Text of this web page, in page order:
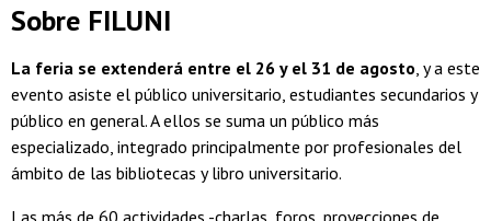
Sobre FILUNI
La feria se extenderá entre el 26 y el 31 de agosto , y a este
evento asiste el público universitario, estudiantes secundarios y
público en general. A ellos se suma un público más
especializado, integrado principalmente por profesionales del
ámbito de las bibliotecas y libro universitario.
Las más de 60 actividades -charlas, foros, proyecciones de